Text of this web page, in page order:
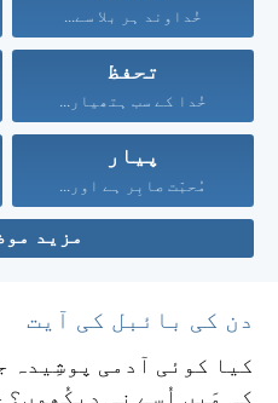
خُداوند ہر بلا سے...
تحفظ
خُدا کے سب ہتھیار...
پیار
مُحبّت صابِر ہے اور...
مزید
دن کی بائبل کی آیت
کیا کوئی آدمی پوشِیدہ